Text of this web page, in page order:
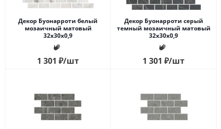
Декор Буонарроти белый
мозаичный матовый
32x30x0,9
1 301 ₽/шт
Декор Буонарроти серый
темный мозаичный матовый
32x30x0,9
1 301 ₽/шт